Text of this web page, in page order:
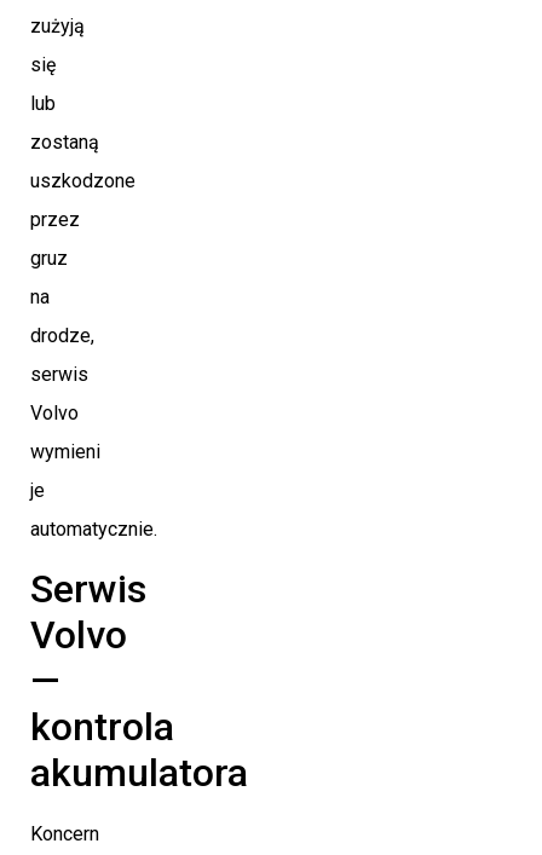
zużyją
się
lub
zostaną
uszkodzone
przez
gruz
na
drodze,
serwis
Volvo
wymieni
je
automatycznie.
Serwis
Volvo
—
kontrola
akumulatora
Koncern